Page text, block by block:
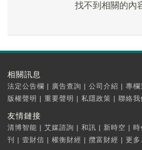
找不到相關的內
相關訊息
法定公告欄 | 廣告查詢 | 公司介紹 | 專欄
版權聲明 | 重要聲明 | 私隱政策 | 聯絡我
友情鏈接
清博智能 | 艾媒諮詢 | 和訊 | 新時空 | 時
刊
| 壹財信 | 權衡財經 | 攬富財經 | 更多